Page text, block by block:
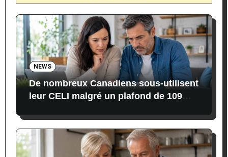
NEWS
De nombreux Canadiens sous-utilisent
leur CELI malgré un plafond de 109